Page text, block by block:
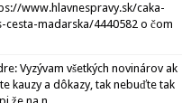
www.hlavnespravy.sk/caka-
cesta-madarska/4440582 o čom
Vyzývam všetkých novinárov ak
kauzy a dôkazy, tak nebuďte tak